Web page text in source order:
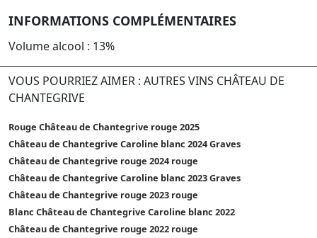
INFORMATIONS COMPLÉMENTAIRES
Volume alcool : 13%
VOUS POURRIEZ AIMER : AUTRES VINS CHÂTEAU DE
CHANTEGRIVE
Rouge Château de Chantegrive rouge 2025
Château de Chantegrive Caroline blanc 2024 Graves
Château de Chantegrive rouge 2024 rouge
Château de Chantegrive Caroline blanc 2023 Graves
Château de Chantegrive rouge 2023 rouge
Blanc Château de Chantegrive Caroline blanc 2022
Château de Chantegrive rouge 2022 rouge